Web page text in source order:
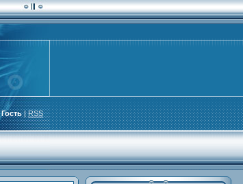
Гость|RSS